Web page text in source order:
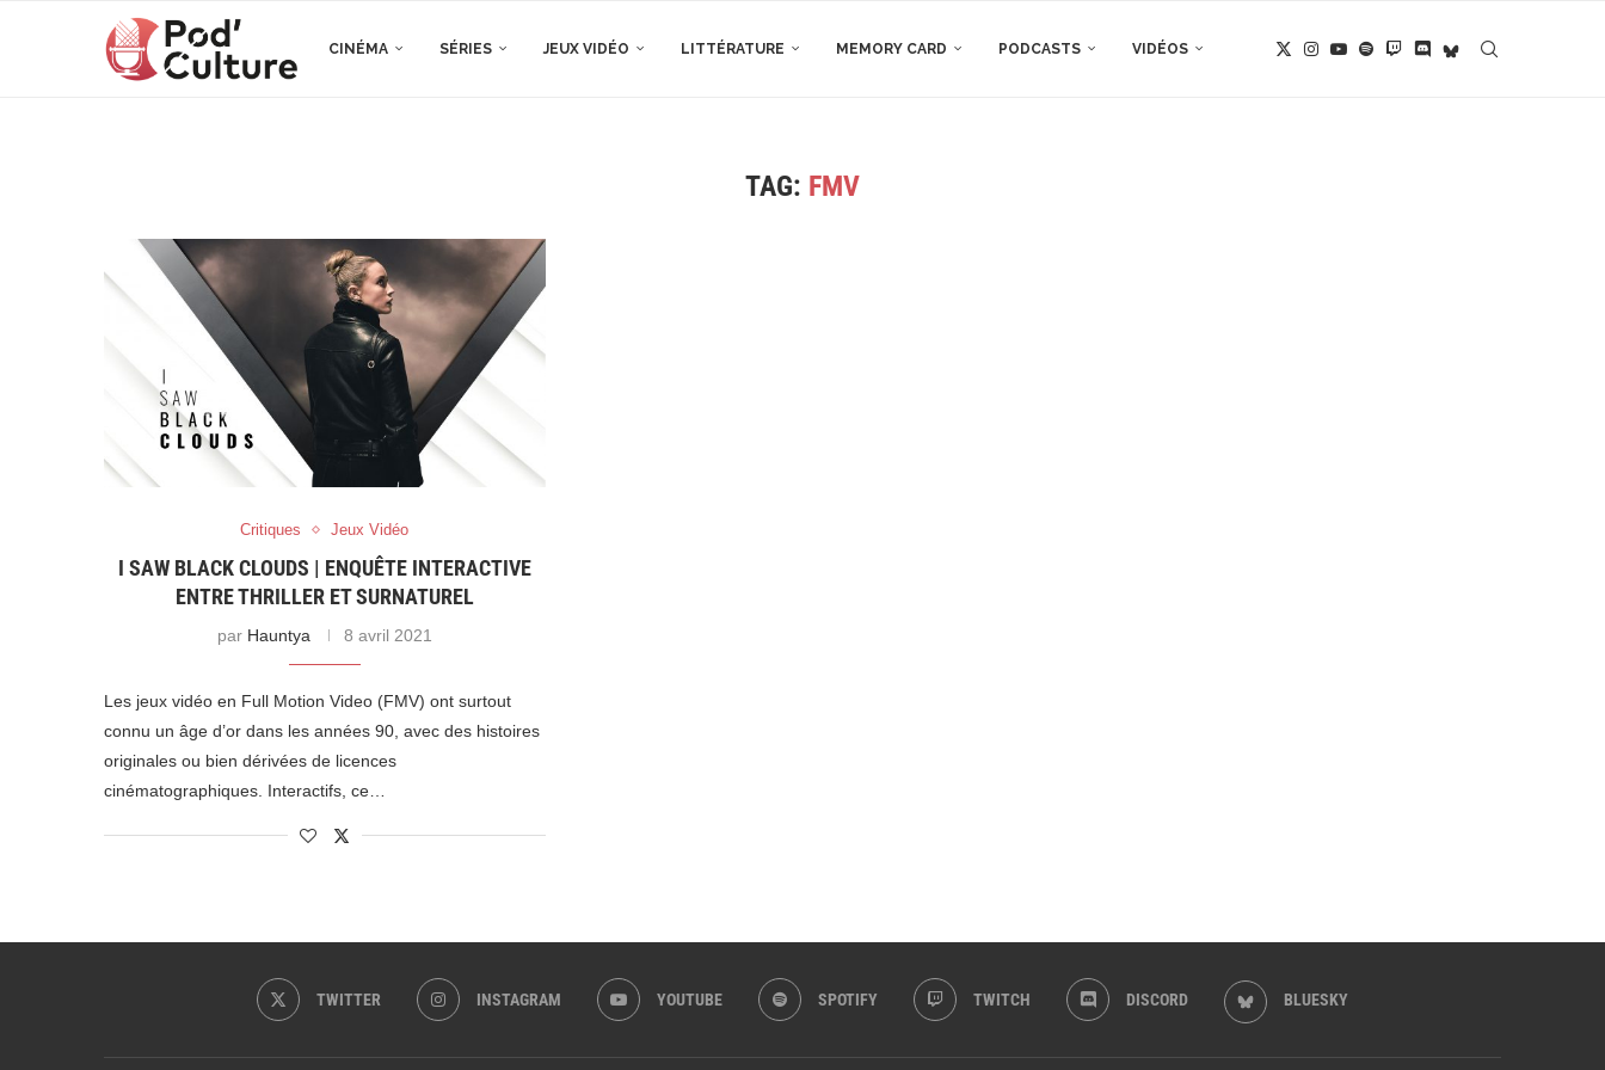
CINÉMA SÉRIES JEUX VIDÉO LITTÉRATURE MEMORY CARD PODCASTS VIDÉOS
TAG: FMV
Critiques Jeux Vidéo
I SAW BLACK CLOUDS | ENQUÊTE INTERACTIVE
ENTRE THRILLER ET SURNATUREL
par Hauntya 8 avril 2021
Les jeux vidéo en Full Motion Video (FMV) ont surtout
connu un âge d’or dans les années 90, avec des histoires
originales ou bien dérivées de licences
cinématographiques. Interactifs, ce…
TWITTER INSTAGRAM YOUTUBE SPOTIFY TWITCH DISCORD BLUESKY